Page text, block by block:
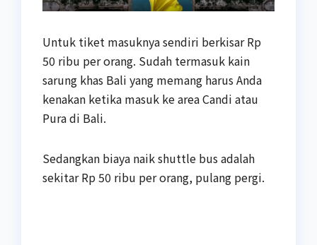
Untuk tiket masuknya sendiri berkisar Rp
50 ribu per orang. Sudah termasuk kain
sarung khas Bali yang memang harus Anda
kenakan ketika masuk ke area Candi atau
Pura di Bali.
Sedangkan biaya naik shuttle bus adalah
sekitar Rp 50 ribu per orang, pulang pergi.